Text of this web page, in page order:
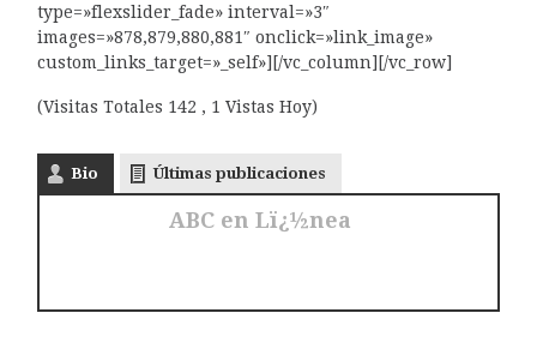
type=»flexslider_fade» interval=»3″
images=»878,879,880,881″ onclick=»link_image»
custom_links_target=»_self»][/vc_column][/vc_row]
(Visitas Totales 142 , 1 Vistas Hoy)
Bio Últimas publicaciones
ABC en Lï¿½nea